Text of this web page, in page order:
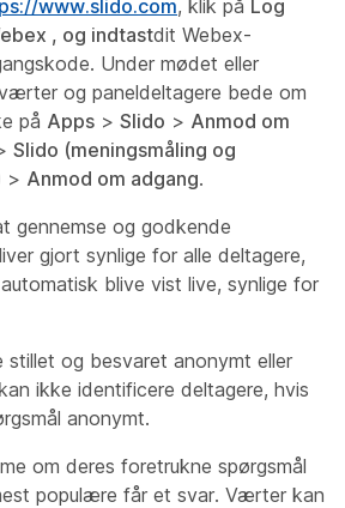
www.slido.com, klik på Log
, og indtastdit Webex-
Under mødet eller
og paneldeltagere bede om
på Apps > Slido > Anmod om
Slido (meningsmåling og
> Anmod om adgang.
og godkende
gjort synlige for alle deltagere,
blive vist live, synlige for
stillet og besvaret anonymt eller
ikke identificere deltagere, hvis
anonymt.
om deres foretrukne spørgsmål
populære får et svar. Værter kan